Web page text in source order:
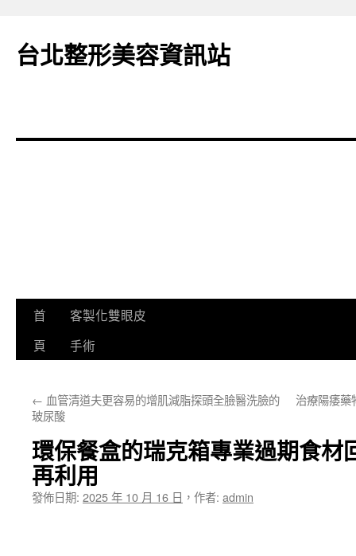
台北整形美容資訊站
跳
至
要
容
首
頁
客製化雙眼皮
手術
← 血管清道夫更容易的增肌減脂探頭全臉醫洗臉的
玻尿酸
治療陽痿藥
環保餐盒的瑞克箱專業過期食材
再利用
發佈日期: 2025 年 10 月 16 日 ， 作者: admin